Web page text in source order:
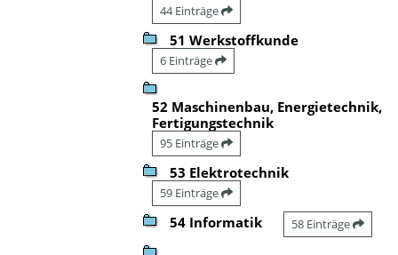
44 Einträge
51 Werkstoffkunde
6 Einträge
52 Maschinenbau, Energietechnik,
Fertigungstechnik
95 Einträge
53 Elektrotechnik
59 Einträge
54 Informatik 58 Einträge